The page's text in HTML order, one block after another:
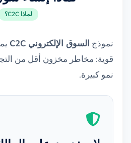
لماذا C2C؟
نموذج السوق الإلكتروني C2C
قوية: مخاطر مخزون أقل من
نمو كبيرة.